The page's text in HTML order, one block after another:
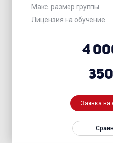
Макс. размер группы
Лицензия на обучение
4
350
Заявка на